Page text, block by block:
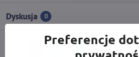
Dyskusja 0
TwitterBlueskyPinterest
Preferencje